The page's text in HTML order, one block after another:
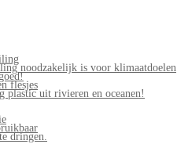
noodzakelijk is voor klimaatdoelen
flesjes
plastic uit rivieren en oceanen!
dringen.